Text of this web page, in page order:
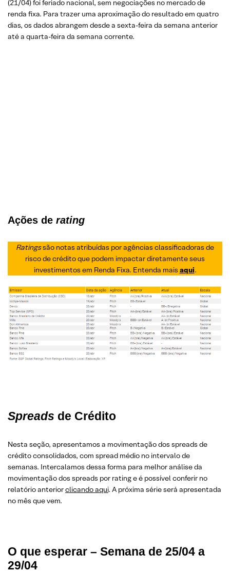
(21/04) foi feriado nacional, sem negociações no mercado de
renda fixa. Para trazer uma aproximação do resultado em quatro
dias, os dados abrangem desde a sexta-feira da semana anterior
até a quarta-feira da semana corrente.
Ações de rating
Ratingssão notas atribuídas por agências classificadoras de
risco de crédito que podem impactar diretamente seus
investimentos em Renda Fixa. Entenda mais aqui.
Spreads de Crédito
Nesta seção, apresentamos a movimentação dos spreads de
crédito consolidados, com spread médio no intervalo de
semanas. Intercalamos dessa forma para melhor análise da
movimentação dos spreads por rating e é possível conferir no
relatório anteriorclicando aqui. A próxima série será apresentada
no mês que vem.
O que esperar – Semana de 25/04 a
29/04